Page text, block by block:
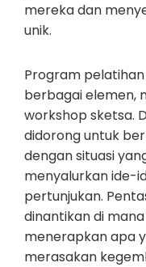
mereka dan
unik.
Program
berbagai elemen,
workshop sketsa.
didorong untuk
dengan situasi
menyalurkan ide-
pertunjukan.
dinantikan di
menerapkan apa
merasakan